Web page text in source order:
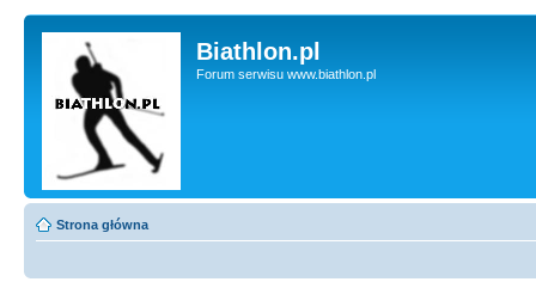
Biathlon.pl
Forum serwisu www.biathlon.pl
Strona główna